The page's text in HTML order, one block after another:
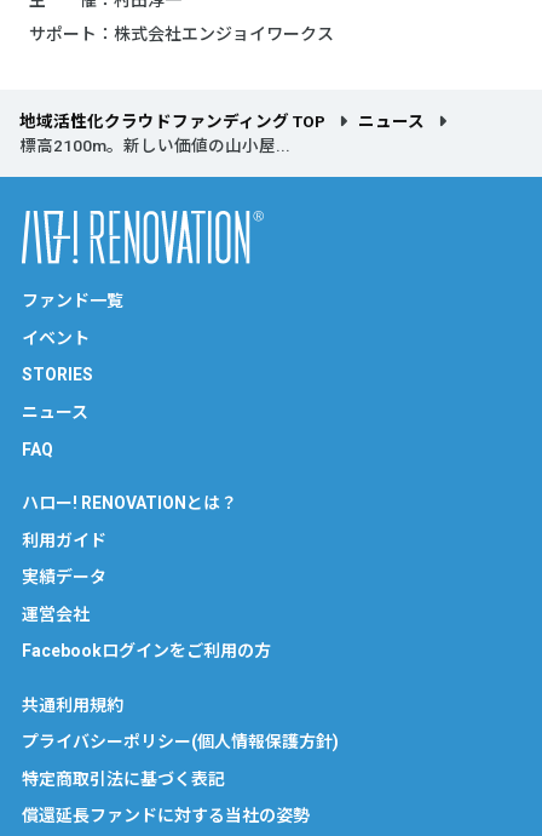
サポート：株式会社エンジョイワークス
地域活性化クラウドファンディング TOP
ニュース
標高2100m。新しい価値の山小屋...
ファンド一覧
イベント
STORIES
ニュース
FAQ
ハロー! RENOVATIONとは？
利用ガイド
実績データ
運営会社
Facebookログインをご利用の方
共通利用規約
プライバシーポリシー(個人情報保護方針)
特定商取引法に基づく表記
償還延長ファンドに対する当社の姿勢